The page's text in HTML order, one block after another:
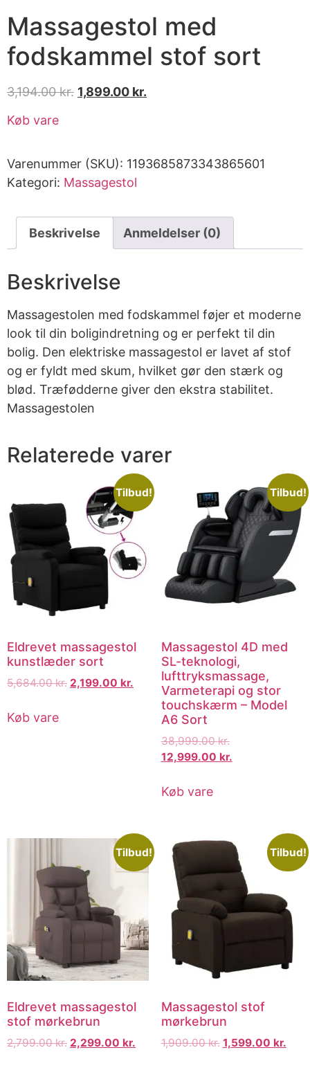
Massagestol med
fodskammel stof sort
3,194.00kr. 1,899.00 kr.
Køb vare
Varenummer (SKU): 1193685873343865601
Kategori: Massagestol
Beskrivelse Anmeldelser (0)
Beskrivelse
Massagestolen med fodskammel føjer et moderne
look til din boligindretning og er perfekt til din
bolig. Den elektriske massagestol er lavet af stof
og er fyldt med skum, hvilket gør den stærk og
blød. Træfødderne giver den ekstra stabilitet.
Massagestolen
Relaterede varer
Tilbud!
Eldrevet massagestol
kunstlæder sort
5,684.00kr. 2,199.00 kr.
Køb vare
Tilbud!
Massagestol 4D med
SL-teknologi,
lufttryksmassage,
Varmeterapi og stor
touchskærm – Model
A6 Sort
38,999.00kr.
12,999.00 kr.
Køb vare
Tilbud!
Eldrevet massagestol
stof mørkebrun
2,799.00kr. 2,299.00 kr.
Tilbud!
Massagestol stof
mørkebrun
1,909.00kr. 1,599.00 kr.